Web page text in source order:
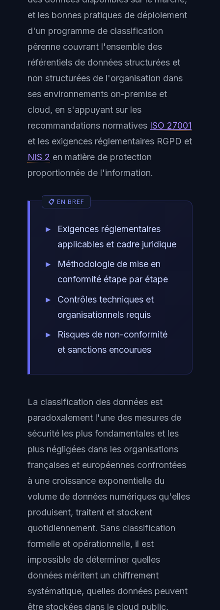
et les bonnes pratiques de déploiement
d'un programme de classification
pérenne couvrant l'ensemble des
référentiels de données structurées et
non structurées de l'organisation dans
ses environnements on-premise et
cloud, en s'appuyant sur les
recommandations normatives ISO 27001
et les exigences réglementaires RGPD et
NIS 2 en matière de protection
proportionnée de l'information.
Exigences réglementaires
applicables et cadre juridique
Méthodologie de mise en
conformité étape par étape
Contrôles techniques et
organisationnels requis
Risques de non-conformité
et sanctions encourues
La classification des données est
paradoxalement l'une des mesures de
sécurité les plus fondamentales et les
plus négligées dans les organisations
françaises et européennes confrontées
à une croissance exponentielle du
volume de données numériques qu'elles
produisent, traitent et stockent
quotidiennement. Sans classification
formelle et opérationnelle, il est
impossible de déterminer quelles
données méritent un chiffrement
systématique, quelles données peuvent
être stockées dans le cloud public,